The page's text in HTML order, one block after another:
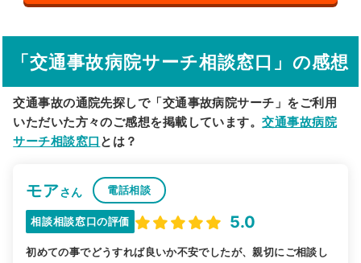
その他の検索方法
駅から探す 院名から探す
「交通事故病院サーチ相談窓口」の感想
交通事故の通院先探しで「交通事故病院サーチ」をご利用
いただいた方々のご感想を掲載しています。交通事故病院
サーチ相談窓口 とは？
モアさん 電話相談
相談相談窓口の評価 5.0
初めての事でどうすれば良いか不安でしたが、親切にご相談し